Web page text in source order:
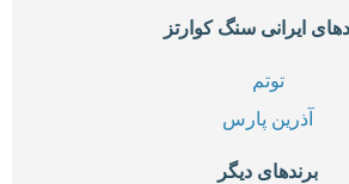
ایرانی سنگ کوارتز
توتم
آذرین پارس
برندهای دیگر